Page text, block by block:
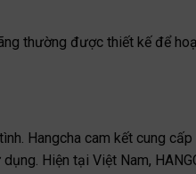
thường được thiết kế để
Hangcha cam kết cung cấp
Hiện tại Việt Nam,